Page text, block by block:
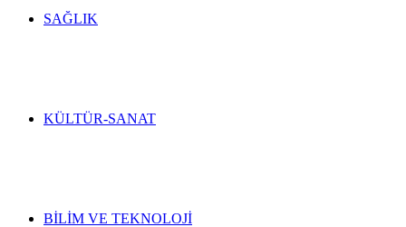
SAĞLIK
KÜLTÜR-SANAT
BİLİM VE TEKNOLOJİ